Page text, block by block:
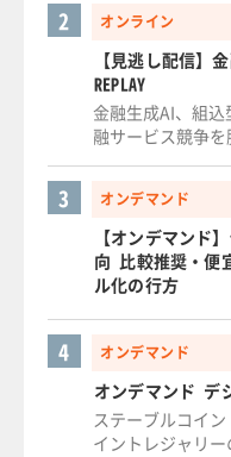
オンライン
2
【見逃し配信】
REPLAY
金融生成AI、組
融サービス競争
オンデマンド
3
【オンデマンド
向 比較推奨・便
ル化の行方
オンデマンド
4
オンデマンド デ
ステーブルコイ
イントレジャリ